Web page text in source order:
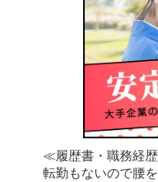
≪履歴書・職務経
転勤もないので腰